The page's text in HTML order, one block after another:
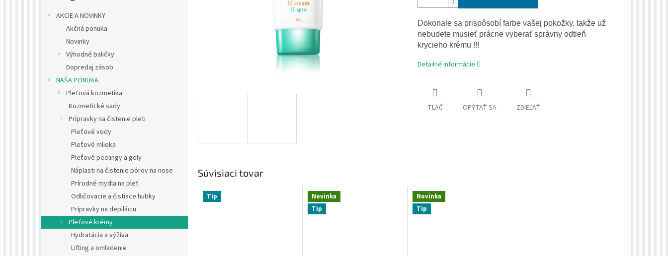
AKCIE A NOVINKY
Akčná ponuka
Novinky
Výhodné baličky
Dopredaj zásob
NAŠA PONUKA
Pleťová kozmetika
Kozmetické sady
Prípravky na čistenie pleti
Pleťové vody
Pleťové mlieka
Pleťové peelingy a gely
Náplasti na čistenie pórov na nose
Prírodné mydla na pleť
Odličovacie a čistiace hubky
Prípravky na depiláciu
Pleťové krémy
Hydratácia a výživa
Lifting a omladenie
Dokonale sa prispôsobí farbe vašej pokožky, takže už
nebudete musieť prácne vyberať správny odtieň
krycieho krému !!!
Detailné informácie
TLAČ OPÝTAŤ SA ZDIEĽAŤ
Súvisiaci tovar
Tip
Novinka
Tip
Novinka
Tip